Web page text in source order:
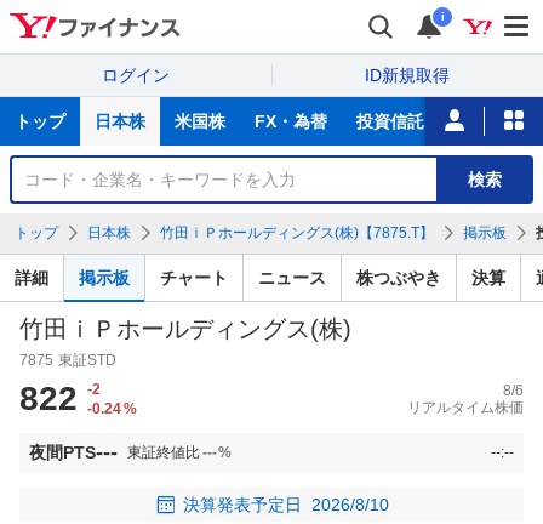
i
ログイン ID新規取得
サ
トップ 日本株 米国株 FX・為替 投資信託 ニュース
銘
検
索
検索
トップ 日本株 竹田ｉＰホールディングス(株)【7875.T】 掲示板
詳細 掲示板 チャート ニュース 株つぶやき 決算
竹田ｉＰホールディングス(株)
7875 東証STD
822
-2
-0.24%
8/6
リアルタイム株価
夜間PTS--- 東証終値比---% --:--
決算発表予定日 2026/8/10